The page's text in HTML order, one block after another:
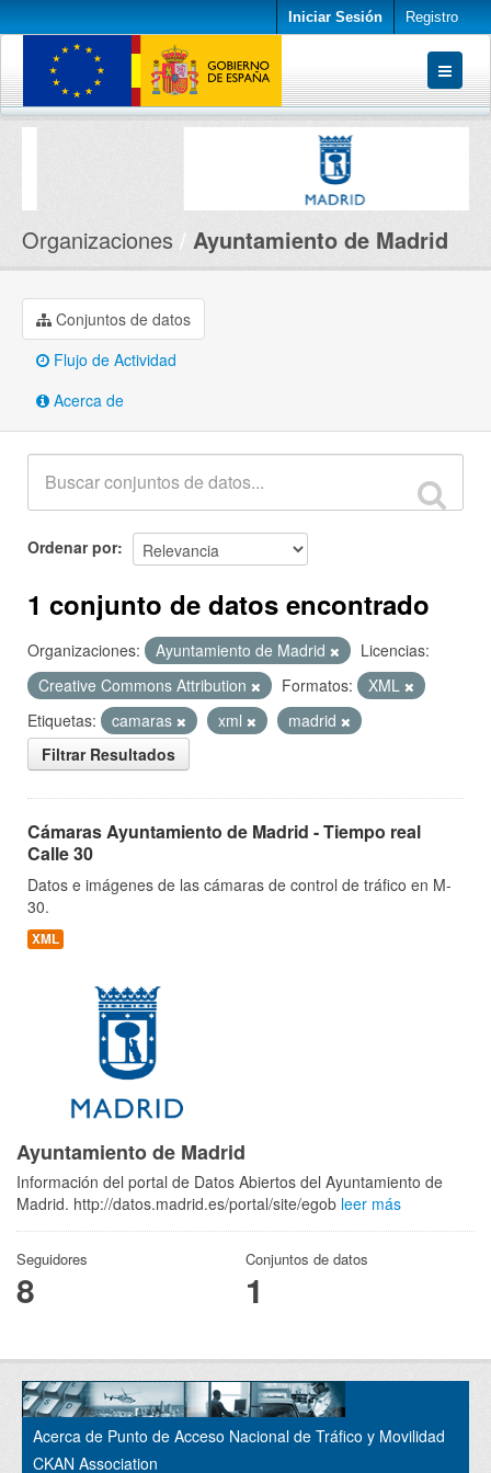
Iniciar Sesión Registro
Conjuntos de datos
Organizaciones Ayuntamiento de Madrid
Conjuntos de datos
Flujo de Actividad
Acerca de
Ordenar por
1 conjunto de datos encontrado
Organizaciones: Ayuntamiento de Madrid
Licencias:
Creative Commons Attribution
Formatos:
XML
Etiquetas:
camaras xml
madrid
Filtrar Resultados
Cámaras Ayuntamiento de Madrid - Tiempo real
Calle 30
Datos e imágenes de las cámaras de control de tráfico en M-
30.
XML
Ayuntamiento de Madrid
Información del portal de Datos Abiertos del Ayuntamiento de
Madrid. http://datos.madrid.es/portal/site/egob leer más
Seguidores
8
Conjuntos de datos
1
Acerca de Punto de Acceso Nacional de Tráfico y Movilidad
CKAN Association